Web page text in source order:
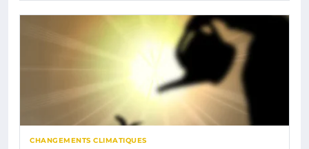
CHANGEMENTS CLIMATIQUES